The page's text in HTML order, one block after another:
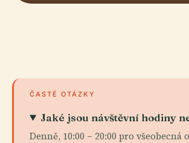
ČASTÉ OTÁZKY
Jaké jsou návštěvní hodiny
Denně, 10:00 – 20:00 pro všeobecná